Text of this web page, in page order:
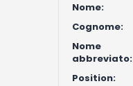
Nome:
Cognome:
Nome
abbreviato:
Position: